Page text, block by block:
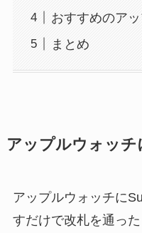
おすすめのア
まとめ
アップルウォッ
アップルウォッチに
すだけで改札を通っ